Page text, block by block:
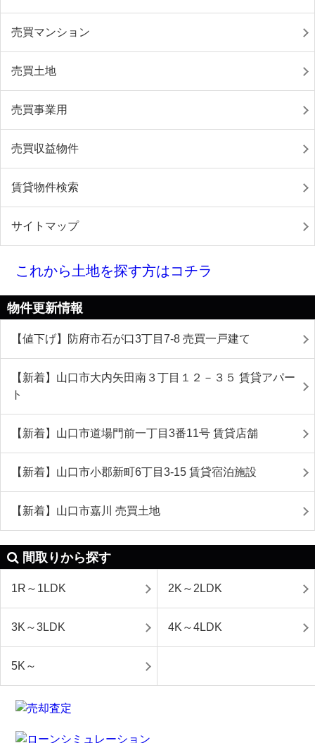
売買マンション
売買土地
売買事業用
売買収益物件
賃貸物件検索
サイトマップ
これから土地を探す方はコチラ
物件更新情報
【値下げ】防府市石が口3丁目7-8 売買一戸建て
【新着】山口市大内矢田南３丁目１２－３５ 賃貸アパー
ト
【新着】山口市道場門前一丁目3番11号 賃貸店舗
【新着】山口市小郡新町6丁目3-15 賃貸宿泊施設
【新着】山口市嘉川 売買土地
間取りから探す
1R～1LDK 2K～2LDK
3K～3LDK 4K～4LDK
5K～